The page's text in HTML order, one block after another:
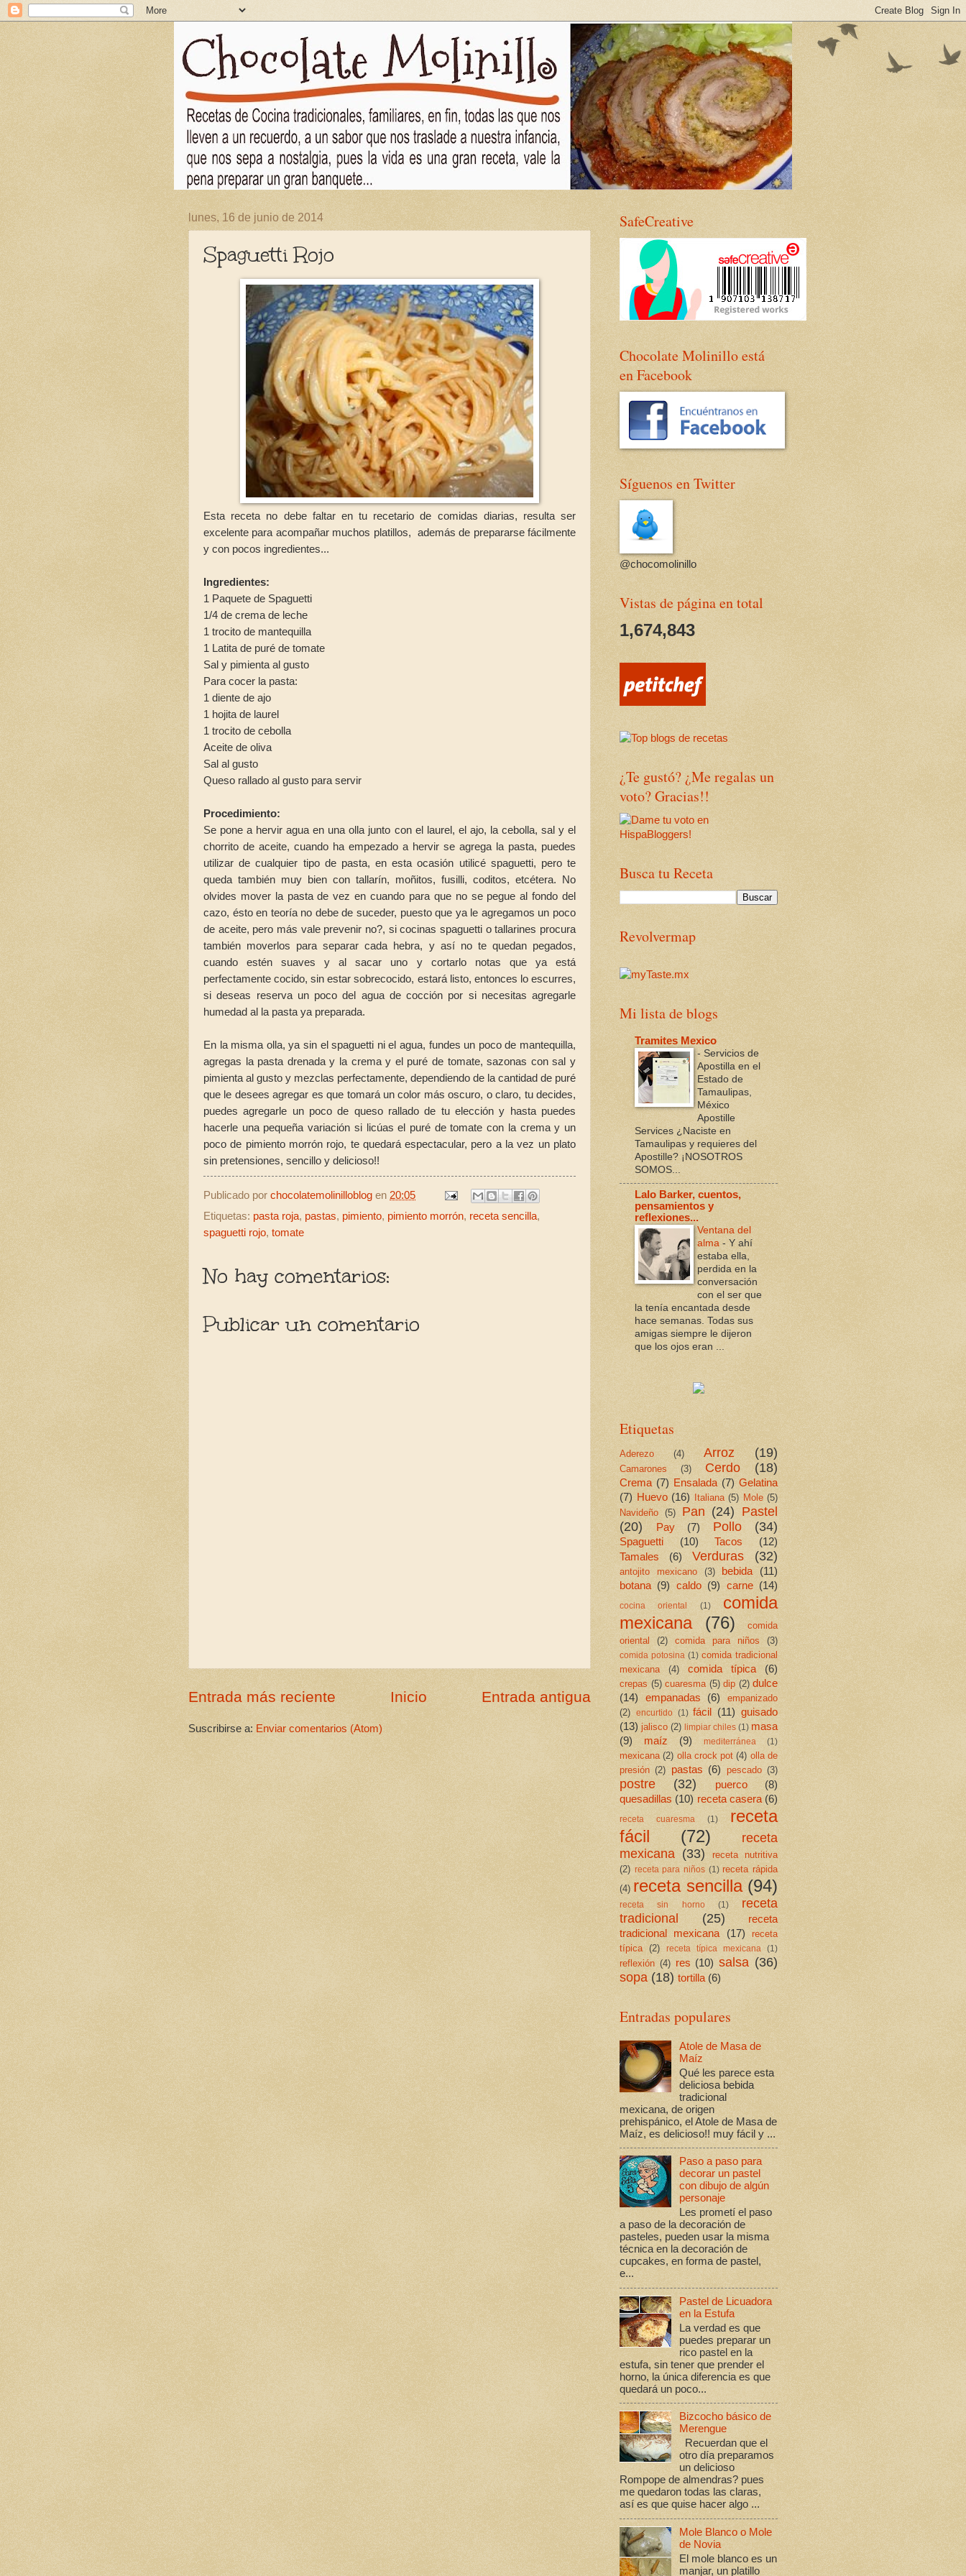
lunes, 16 de junio de 2014
Spaguetti Rojo
Esta receta no debe faltar en tu recetario de comidas diarias, resulta ser
excelente para acompañar muchos platillos, además de prepararse fácilmente
y con pocos ingredientes...
Ingredientes:
1 Paquete de Spaguetti
1/4 de crema de leche
1 trocito de mantequilla
1 Latita de puré de tomate
Sal y pimienta al gusto
Para cocer la pasta:
1 diente de ajo
1 hojita de laurel
1 trocito de cebolla
Aceite de oliva
Sal al gusto
Queso rallado al gusto para servir
Procedimiento:
Se pone a hervir agua en una olla junto con el laurel, el ajo, la cebolla, sal y el
chorrito de aceite, cuando ha empezado a hervir se agrega la pasta, puedes
utilizar de cualquier tipo de pasta, en esta ocasión utilicé spaguetti, pero te
queda también muy bien con tallarín, moñitos, fusilli, coditos, etcétera. No
olvides mover la pasta de vez en cuando para que no se pegue al fondo del
cazo, ésto en teoría no debe de suceder, puesto que ya le agregamos un poco
de aceite, pero más vale prevenir no?, si cocinas spaguetti o tallarines procura
también moverlos para separar cada hebra, y así no te quedan pegados,
cuando estén suaves y al sacar uno y cortarlo notas que ya está
perfectamente cocido, sin estar sobrecocido, estará listo, entonces lo escurres,
si deseas reserva un poco del agua de cocción por si necesitas agregarle
humedad al la pasta ya preparada.
En la misma olla, ya sin el spaguetti ni el agua, fundes un poco de mantequilla,
agregas la pasta drenada y la crema y el puré de tomate, sazonas con sal y
pimienta al gusto y mezclas perfectamente, dependiendo de la cantidad de puré
que le desees agregar es que tomará un color más oscuro, o claro, tu decides,
puedes agregarle un poco de queso rallado de tu elección y hasta puedes
hacerle una pequeña variación si licúas el puré de tomate con la crema y un
poco de pimiento morrón rojo, te quedará espectacular, pero a la vez un plato
sin pretensiones, sencillo y delicioso!!
Publicado por chocolatemolinilloblog en 20:05
Etiquetas: pasta roja, pastas, pimiento, pimiento morrón, receta sencilla,
spaguetti rojo, tomate
No hay comentarios:
Publicar un comentario
Entrada más reciente Entrada antigua
Inicio
Suscribirse a: Enviar comentarios (Atom)
SafeCreative
Chocolate Molinillo está
en Facebook
Síguenos en Twitter
@chocomolinillo
Vistas de página en total
1,674,843
¿Te gustó? ¿Me regalas un
voto? Gracias!!
Busca tu Receta
Revolvermap
Mi lista de blogs
Tramites Mexico
- Servicios de
Apostilla en el
Estado de
Tamaulipas,
México
Apostille
Services ¿Naciste en
Tamaulipas y requieres del
Apostille? ¡NOSOTROS
SOMOS...
Lalo Barker, cuentos,
pensamientos y
reflexiones...
Ventana del
alma - Y ahí
estaba ella,
perdida en la
conversación
con el ser que
la tenía encantada desde
hace semanas. Todas sus
amigas siempre le dijeron
que los ojos eran ...
Etiquetas
Aderezo (4) Arroz (19)
Camarones (3) Cerdo (18)
Crema (7) Ensalada (7) Gelatina
(7) Huevo (16) Italiana (5) Mole (5)
Navideño (5) Pan (24) Pastel
(20)
Pay (7) Pollo (34)
Spaguetti (10) Tacos
(12)
Tamales
(6) Verduras (32)
antojito mexicano (3) bebida
(11)
botana (9) caldo (9) carne (14)
cocina oriental (1)
comida
mexicana
(76)
comida
oriental
(2) comida para niños (3)
comida potosina (1) comida tradicional
mexicana
(4) comida típica (6)
crepas (5) cuaresma (5) dip (2) dulce
(14)
empanadas (6)
empanizado
(2)
encurtido (1) fácil (11) guisado
(13) jalisco (2) limpiar chiles (1) masa
(9)
maíz (9) mediterránea (1)
mexicana (2) olla crock pot (4) olla de
presión (2) pastas (6) pescado (3)
postre (32) puerco
(8)
quesadillas (10) receta casera (6)
receta cuaresma (1)
receta
fácil
(72)
receta
mexicana (33)
receta nutritiva
(2) receta para niños (1) receta rápida
(4) receta sencilla (94)
receta sin horno (1)
receta
tradicional
(25)
receta
tradicional mexicana
(17)
receta
típica (2) receta típica mexicana (1)
reflexión (4) res (10) salsa (36)
sopa (18) tortilla (6)
Entradas populares
Atole de Masa de
Maíz
Qué les parece esta
deliciosa bebida
tradicional
mexicana, de origen
prehispánico, el Atole de Masa de
Maíz, es delicioso!! muy fácil y ...
Paso a paso para
decorar un pastel
con dibujo de algún
personaje
Les prometí el paso
a paso de la decoración de
pasteles, pueden usar la misma
técnica en la decoración de
cupcakes, en forma de pastel,
e...
Pastel de Licuadora
en la Estufa
La verdad es que
puedes preparar un
rico pastel en la
estufa, sin tener que prender el
horno, la única diferencia es que
quedará un poco...
Bizcocho básico de
Merengue
Recuerdan que el
otro día preparamos
un delicioso
Rompope de almendras? pues
me quedaron todas las claras,
así es que quise hacer algo ...
Mole Blanco o Mole
de Novia
El mole blanco es un
manjar, un platillo